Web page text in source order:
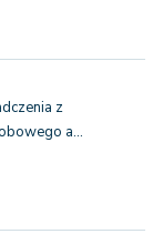
z
a…